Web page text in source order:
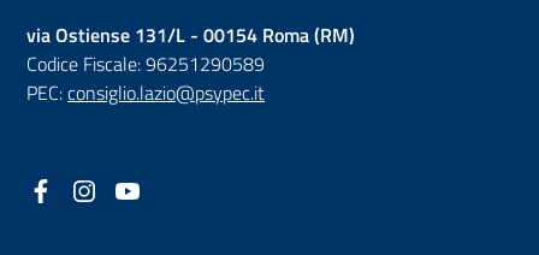
via Ostiense 131/L - 00154 Roma (RM)
Codice Fiscale: 96251290589
PEC:consiglio.lazio@psypec.it
Facebook
(nuova scheda - new tab)
Instagram
(nuova scheda - new tab)